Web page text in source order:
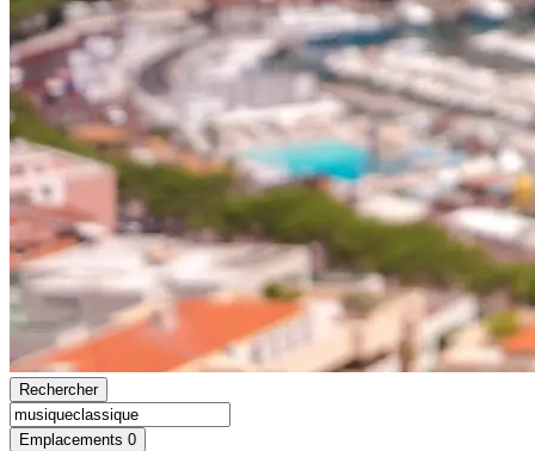
Rechercher
Emplacements 0